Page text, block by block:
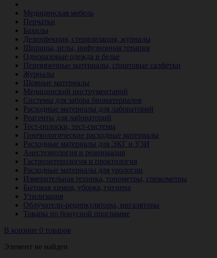
Медицинская мебель
Перчатки
Бахилы
Дезинфекция, стерилизация, журналы
Шприцы, иглы, инфузионная терапия
Одноразовые одежда и белье
Перевязочные материалы, спиртовые салфетки
Журналы
Шовные материалы
Медицинский инструментарий
Системы для забора биоматериалов
Расходные материалы для лабораторий
Реагенты для лабораторий
Тест-полоски, тест-системы
Гинекологические расходные материалы
Расходные материалы для ЭКГ и УЗИ
Анестезиология и реанимация
Гастроэнтерология и проктология
Расходные материалы для урологии
Измерительная техника, тонометры, глюкометры
Бытовая химия, уборка, гигиена
Утилизация
Облучатели-рециркуляторы, ингаляторы
Товары по бонусной программе
В корзине 0 товаров
Элемент не найден